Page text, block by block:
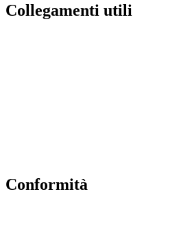
collegamenti utili
conformità